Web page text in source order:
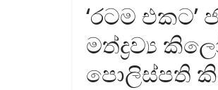
‘රටම
මත්ද්‍රව්‍ය
පොලිස්පති